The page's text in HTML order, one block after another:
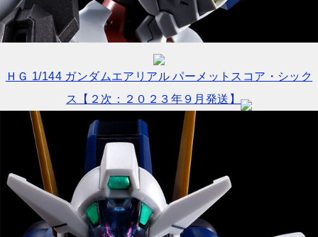
ＨＧ 1/144 ガンダムエアリアル パーメットスコア・シック
ス【２次：２０２３年９月発送】